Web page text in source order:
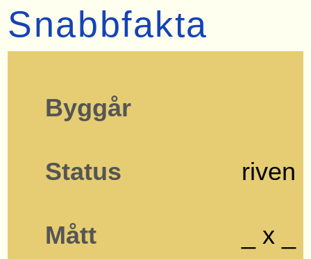
Snabbfakta
Byggår
Status riven
Mått
_ x _